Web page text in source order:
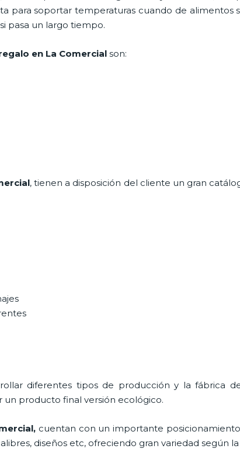
para soportar temperaturas cuando de alimentos
pasa un largo tiempo.
en La Comercial son:
, tienen a disposición del cliente un gran
diferentes tipos de producción y la fábrica
producto final versión ecológico.
cuentan con un importante
diseños etc, ofreciendo gran variedad según